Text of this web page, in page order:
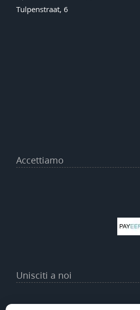
Tulpenstraat, 6
Accettiamo
Unisciti a noi